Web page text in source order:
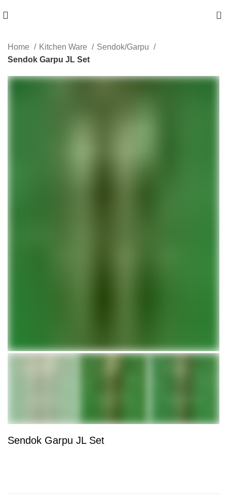
0
Home Kitchen Ware
Sendok/Garpu
Sendok Garpu JL Set
Sendok Garpu JL Set